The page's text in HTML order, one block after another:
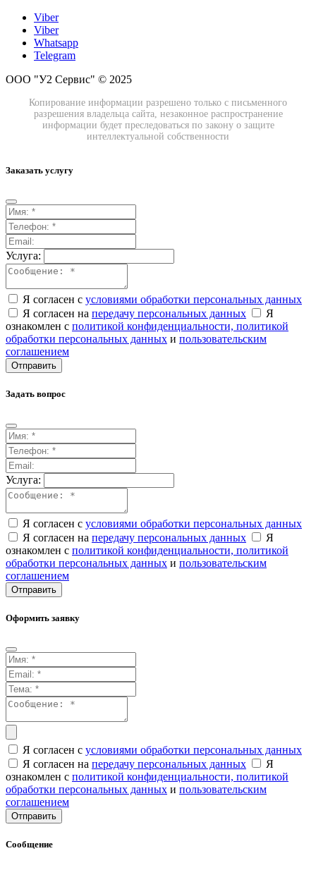
Viber
Viber
Whatsapp
Telegram
ООО "У2 Сервис" © 2025
Копирование информации разрешено только с письменного
разрешения владельца сайта, незаконное распространение
информации будет преследоваться по закону о защите
интеллектуальной собственности
Заказать услугу
Услуга:
Я согласен с условиями обработки персональных данных
Я согласен на передачу персональных данных
Я
ознакомлен с политикой конфиденциальности, политикой
обработки персональных данных и пользовательским
соглашением
Отправить
Задать вопрос
Услуга:
Я согласен с условиями обработки персональных данных
Я согласен на передачу персональных данных
Я
ознакомлен с политикой конфиденциальности, политикой
обработки персональных данных и пользовательским
соглашением
Отправить
Оформить заявку
Я согласен с условиями обработки персональных данных
Я согласен на передачу персональных данных
Я
ознакомлен с политикой конфиденциальности, политикой
обработки персональных данных и пользовательским
соглашением
Отправить
Сообщение